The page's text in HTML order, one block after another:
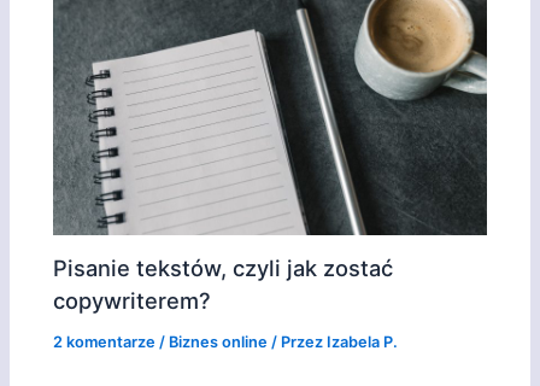
Pisanie tekstów, czyli jak zostać
copywriterem?
2 komentarze / Biznes online / Przez Izabela P.